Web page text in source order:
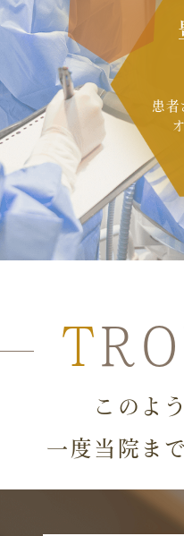
患者
T
このよ
一度当院ま